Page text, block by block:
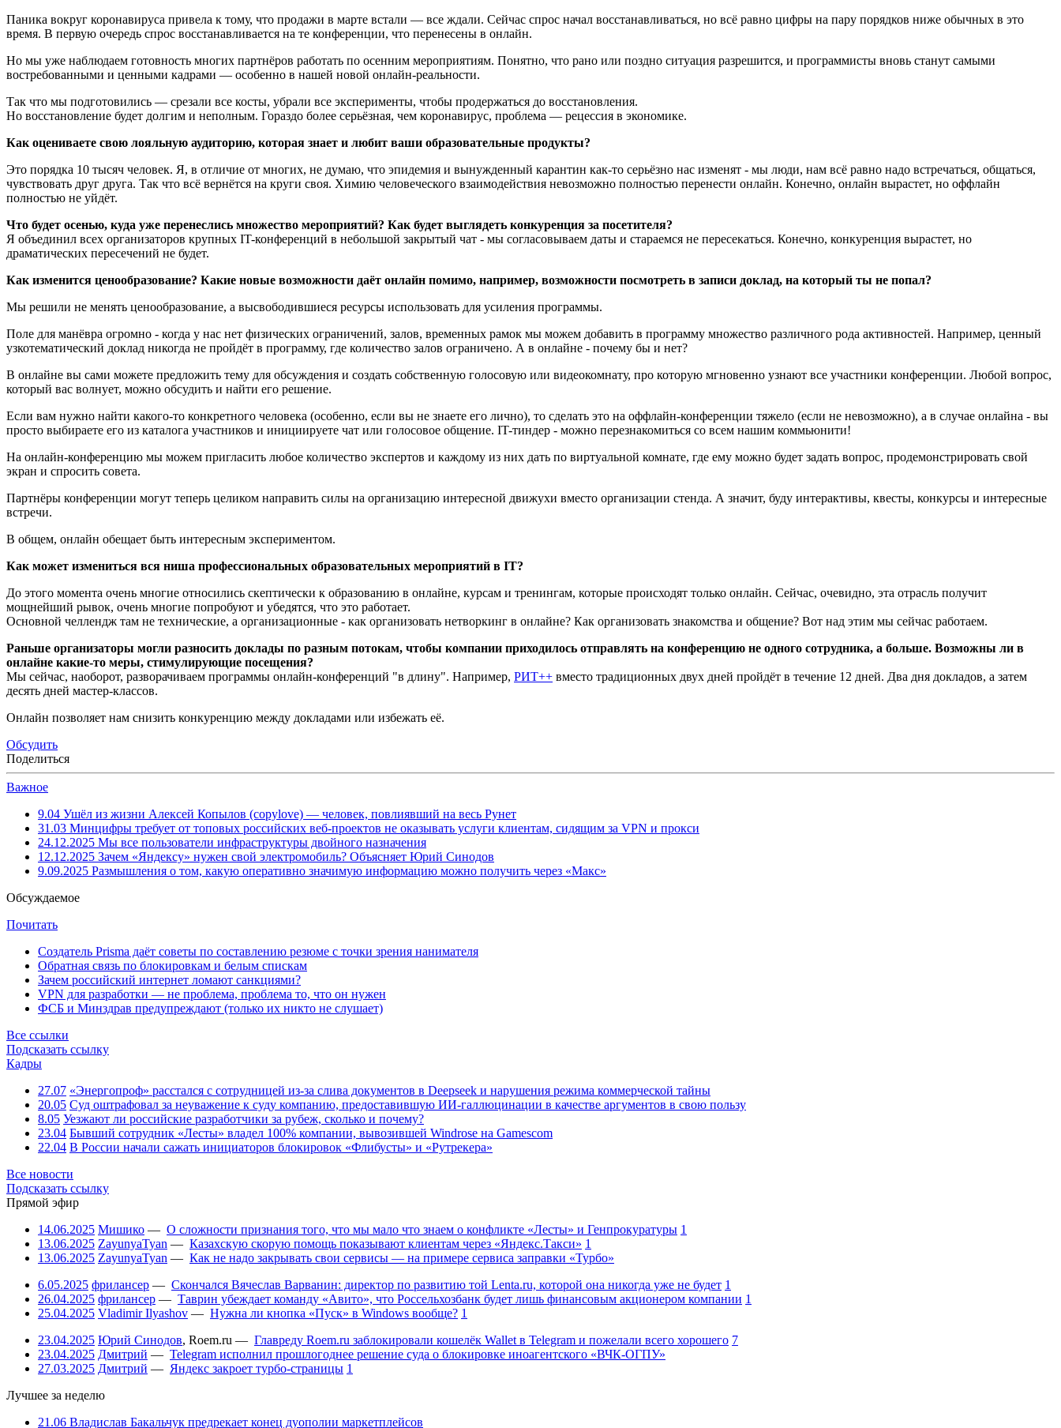
Паника вокруг коронавируса привела к тому, что продажи в марте встали — все ждали. Сейчас спрос начал восстанавливаться, но всё равно цифры на пару порядков ниже обычных в это
время. В первую очередь спрос восстанавливается на те конференции, что перенесены в онлайн.
Но мы уже наблюдаем готовность многих партнёров работать по осенним мероприятиям. Понятно, что рано или поздно ситуация разрешится, и программисты вновь станут самыми
востребованными и ценными кадрами — особенно в нашей новой онлайн-реальности.
Так что мы подготовились — срезали все косты, убрали все эксперименты, чтобы продержаться до восстановления.
Но восстановление будет долгим и неполным. Гораздо более серьёзная, чем коронавирус, проблема — рецессия в экономике.
Как оцениваете свою лояльную аудиторию, которая знает и любит ваши образовательные продукты?
Это порядка 10 тысяч человек. Я, в отличие от многих, не думаю, что эпидемия и вынужденный карантин как-то серьёзно нас изменят - мы люди, нам всё равно надо встречаться, общаться,
чувствовать друг друга. Так что всё вернётся на круги своя. Химию человеческого взаимодействия невозможно полностью перенести онлайн. Конечно, онлайн вырастет, но оффлайн
полностью не уйдёт.
Что будет осенью, куда уже перенеслись множество мероприятий? Как будет выглядеть конкуренция за посетителя?
Я объединил всех организаторов крупных IT-конференций в небольшой закрытый чат - мы согласовываем даты и стараемся не пересекаться. Конечно, конкуренция вырастет, но
драматических пересечений не будет.
Как изменится ценообразование? Какие новые возможности даёт онлайн помимо, например, возможности посмотреть в записи доклад, на который ты не попал?
Мы решили не менять ценообразование, а высвободившиеся ресурсы использовать для усиления программы.
Поле для манёвра огромно - когда у нас нет физических ограничений, залов, временных рамок мы можем добавить в программу множество различного рода активностей. Например, ценный
узкотематический доклад никогда не пройдёт в программу, где количество залов ограничено. А в онлайне - почему бы и нет?
В онлайне вы сами можете предложить тему для обсуждения и создать собственную голосовую или видеокомнату, про которую мгновенно узнают все участники конференции. Любой вопрос,
который вас волнует, можно обсудить и найти его решение.
Если вам нужно найти какого-то конкретного человека (особенно, если вы не знаете его лично), то сделать это на оффлайн-конференции тяжело (если не невозможно), а в случае онлайна - вы
просто выбираете его из каталога участников и инициируете чат или голосовое общение. IT-тиндер - можно перезнакомиться со всем нашим коммьюнити!
На онлайн-конференцию мы можем пригласить любое количество экспертов и каждому из них дать по виртуальной комнате, где ему можно будет задать вопрос, продемонстрировать свой
экран и спросить совета.
Партнёры конференции могут теперь целиком направить силы на организацию интересной движухи вместо организации стенда. А значит, буду интерактивы, квесты, конкурсы и интересные
встречи.
В общем, онлайн обещает быть интересным экспериментом.
Как может измениться вся ниша профессиональных образовательных мероприятий в IT?
До этого момента очень многие относились скептически к образованию в онлайне, курсам и тренингам, которые происходят только онлайн. Сейчас, очевидно, эта отрасль получит
мощнейший рывок, очень многие попробуют и убедятся, что это работает.
Основной челлендж там не технические, а организационные - как организовать нетворкинг в онлайне? Как организовать знакомства и общение? Вот над этим мы сейчас работаем.
Раньше организаторы могли разносить доклады по разным потокам, чтобы компании приходилось отправлять на конференцию не одного сотрудника, а больше. Возможны ли в
онлайне какие-то меры, стимулирующие посещения?
Мы сейчас, наоборот, разворачиваем программы онлайн-конференций "в длину". Например, РИТ++ вместо традиционных двух дней пройдёт в течение 12 дней. Два дня докладов, а затем
десять дней мастер-классов.
Онлайн позволяет нам снизить конкуренцию между докладами или избежать её.
Обсудить
Поделиться
Важное
9.04 Ушёл из жизни Алексей Копылов (copylove) — человек, повлиявший на весь Рунет
31.03 Минцифры требует от топовых российских веб-проектов не оказывать услуги клиентам, сидящим за VPN и прокси
24.12.2025 Мы все пользователи инфраструктуры двойного назначения
12.12.2025 Зачем «Яндексу» нужен свой электромобиль? Объясняет Юрий Синодов
9.09.2025 Размышления о том, какую оперативно значимую информацию можно получить через «Макс»
Обсуждаемое
Почитать
Создатель Prisma даёт советы по составлению резюме с точки зрения нанимателя
Обратная связь по блокировкам и белым спискам
Зачем российский интернет ломают санкциями?
VPN для разработки — не проблема, проблема то, что он нужен
ФСБ и Минздрав предупреждают (только их никто не слушает)
Все ссылки
Подсказать ссылку
Кадры
27.07 «Энергопроф» расстался с сотрудницей из-за слива документов в Deepseek и нарушения режима коммерческой тайны
20.05 Суд оштрафовал за неуважение к суду компанию, предоставившую ИИ-галлюцинации в качестве аргументов в свою пользу
8.05 Уезжают ли российские разработчики за рубеж, сколько и почему?
23.04 Бывший сотрудник «Лесты» владел 100% компании, вывозившей Windrose на Gamescom
22.04 В России начали сажать инициаторов блокировок «Флибусты» и «Рутрекера»
Все новости
Подсказать ссылку
Прямой эфир
14.06.2025 Мишико — О сложности признания того, что мы мало что знаем о конфликте «Лесты» и Генпрокуратуры 1
13.06.2025 ZayunyaTyan — Казахскую скорую помощь показывают клиентам через «Яндекс.Такси» 1
13.06.2025 ZayunyaTyan — Как не надо закрывать свои сервисы — на примере сервиса заправки «Турбо»
6.05.2025 фрилансер — Скончался Вячеслав Варванин: директор по развитию той Lenta.ru, которой она никогда уже не будет 1
26.04.2025 фрилансер — Таврин убеждает команду «Авито», что Россельхозбанк будет лишь финансовым акционером компании 1
25.04.2025 Vladimir Ilyashov — Нужна ли кнопка «Пуск» в Windows вообще? 1
23.04.2025 Юрий Синодов, Roem.ru — Главреду Roem.ru заблокировали кошелёк Wallet в Telegram и пожелали всего хорошего 7
23.04.2025 Дмитрий — Telegram исполнил прошлогоднее решение суда о блокировке иноагентского «ВЧК-ОГПУ»
27.03.2025 Дмитрий — Яндекс закроет турбо-страницы 1
Лучшее за неделю
21.06 Владислав Бакальчук предрекает конец дуополии маркетплейсов